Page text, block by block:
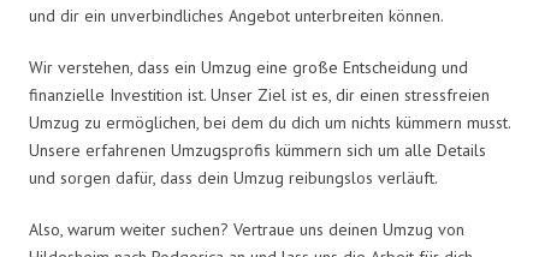
und dir ein unverbindliches Angebot unterbreiten können.
Wir verstehen, dass ein Umzug eine große Entscheidung und
finanzielle Investition ist. Unser Ziel ist es, dir einen stressfreien
Umzug zu ermöglichen, bei dem du dich um nichts kümmern musst.
Unsere erfahrenen Umzugsprofis kümmern sich um alle Details
und sorgen dafür, dass dein Umzug reibungslos verläuft.
Also, warum weiter suchen? Vertraue uns deinen Umzug von